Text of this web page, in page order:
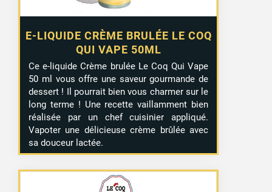
E-LIQUIDE CRÈME BRULÉE LE COQ
QUI VAPE 50ML
Ce e-liquide Crème brulée Le Coq Qui Vape
50 ml vous offre une saveur gourmande de
dessert ! Il pourrait bien vous charmer sur le
long terme ! Une recette vaillamment bien
réalisée par un chef cuisinier appliqué.
Vapoter une délicieuse crème brûlée avec
sa douceur lactée.